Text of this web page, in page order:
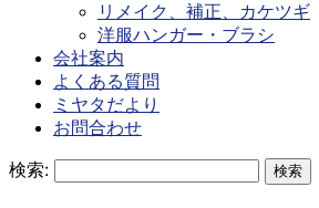
リメイク、補正、カケツギ
洋服ハンガー・ブラシ
会社案内
よくある質問
ミヤタだより
お問合わせ
検索: